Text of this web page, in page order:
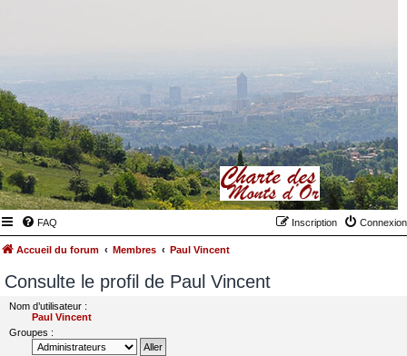
FAQ Connexion
Inscription
Accueil du forum Membres Paul Vincent
Consulte le profil de Paul Vincent
Nom d’utilisateur :
Paul Vincent
Groupes :